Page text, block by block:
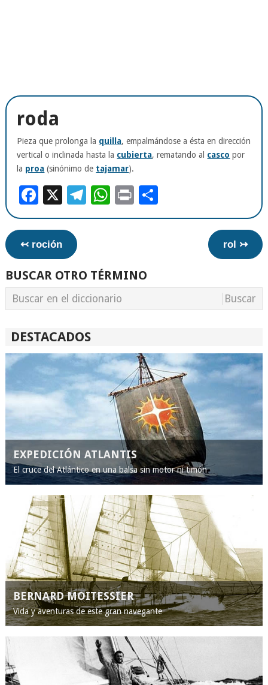
roda
Pieza que prolonga la quilla, empalmándose a ésta en dirección
vertical o inclinada hasta la cubierta, rematando al casco por
la proa (sinónimo de tajamar).
Facebook
X Telegram
WhatsApp
Print
↢ roción rol ↣
BUSCAR OTRO TÉRMINO
DESTACADOS
EXPEDICIÓN ATLANTIS
El cruce del Atlántico en una balsa sin motor ni timón
BERNARD MOITESSIER
Vida y aventuras de este gran navegante